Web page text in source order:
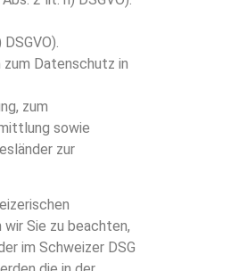
Datenschutz in
zum
sowie
zur
Sie zu beachten,
im Schweizer DSG